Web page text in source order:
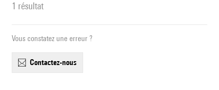
1 résultat
Vous constatez une erreur ?
contactez-nous